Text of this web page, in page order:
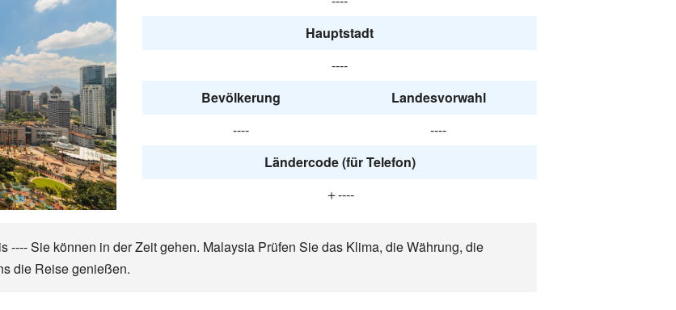
Hauptstadt
----
Bevölkerung
Landesvorwahl
----
----
Ländercode (für Telefon)
＋----
---- Sie können in der Zeit gehen. Malaysia Prüfen Sie das Klima, die Währung, die
die Reise genießen.